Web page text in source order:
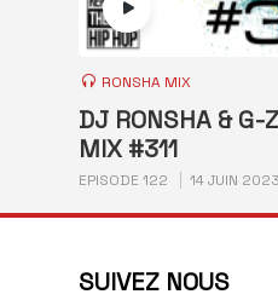
RONSHA MIX
DJ RONSHA & G-
MIX #311
EPISODE 122 14 JUIN 2023
SUIVEZ NOUS